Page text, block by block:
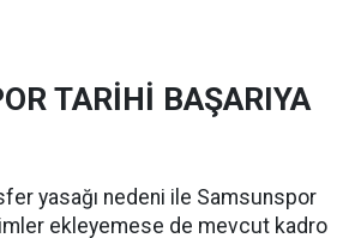
TARİHİ BAŞARIYA
yasağı nedeni ile Samsunspor
ekleyemese de mevcut kadro